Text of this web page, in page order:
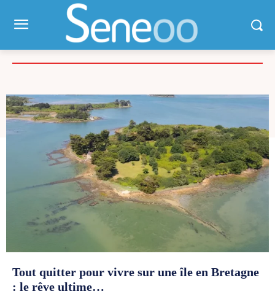
Votre maison
Tout quitter pour vivre sur une île en Bretagne
: le rêve ultime…